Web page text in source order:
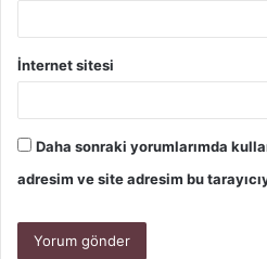
İnternet sitesi
Daha sonraki yorumlarımda
adresim ve site adresim bu